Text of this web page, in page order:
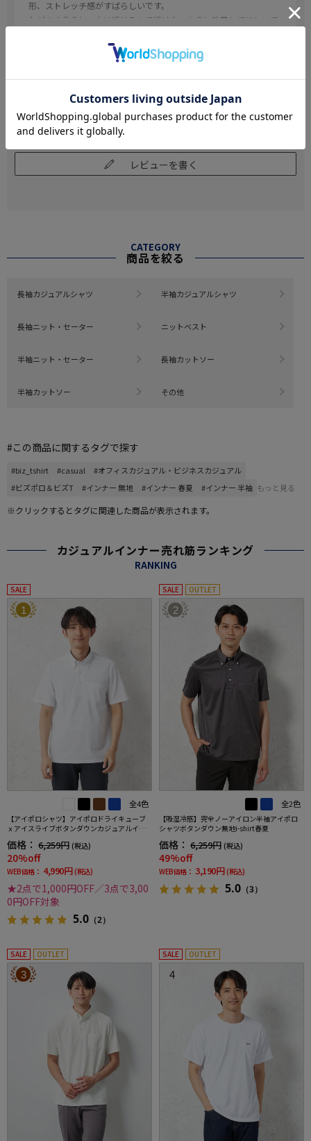
形、ストレッチ感がすばらしいです。
わがまま言うと、白は透けるので透けないように改善してほしいで
あと、黒はもっと黒くしてほしい。
絞り込み
レビューを書く
CATEGORY
商品を絞る
長袖カジュアルシャツ 半袖カジュアルシャツ
長袖ニット・セーター ニットベスト
半袖ニット・セーター 長袖カットソー
半袖カットソー その他
#この商品に関するタグで探す
#biz_tshirt #casual
#オフィスカジュアル・ビジネスカジュアル
#ビズポロ＆ビズT
#インナー 無地 #インナー 春夏 #インナー 半袖 もっと見る
※クリックするとタグに関連した商品が表示されます。
カジュアルインナー売れ筋ランキング
RANKING
SALE
1
全4色
【アイポロシャツ】アイポロドライキューブ
ｘアイスライブボタンダウンカジュアルイン
夏
価格： 6,259円 (税込)
20%off
WEB価格： 4,990円 (税込)
★2点で1,000円OFF／3点で3,00
0円OFF対象
5.0 （2）
SALE OUTLET
2
全2色
【吸湿冷感】完全ノーアイロン半袖アイポロ
シャツボタンダウン無地i-shirt春夏
価格： 6,259円 (税込)
49%off
WEB価格： 3,190円 (税込)
5.0 （3）
SALE OUTLET
3
SALE OUTLET
4